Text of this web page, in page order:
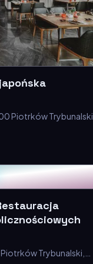
Piotrków Trybunalski,
Trybunalski,